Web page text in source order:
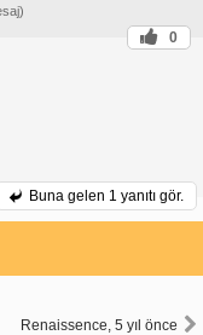
0
Buna gelen 1 yanıtı gör.
Renaissence, 5 yıl önce